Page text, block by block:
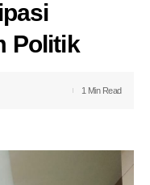
Politik
1 Min Read